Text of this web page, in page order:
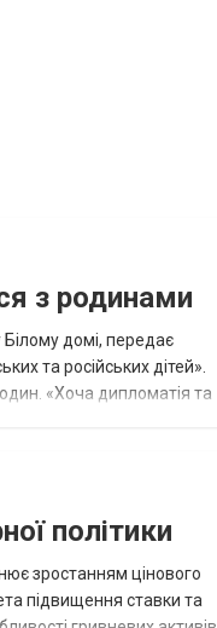
з родинами
домі, передає
та російських дітей».
«Хоча дипломатія та
політики
зростанням цінового
підвищення ставки та